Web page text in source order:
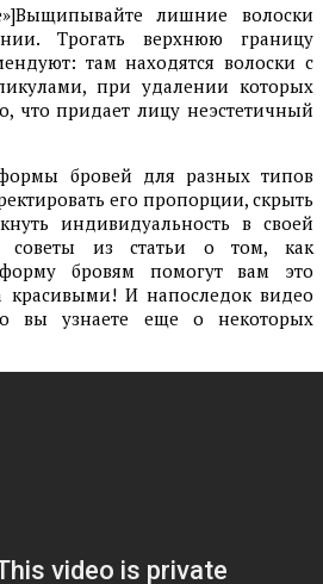
лишние волоски
Трогать верхнюю границу
там находятся волоски с
при удалении которых
что придает лицу неэстетичный
бровей для разных типов
его пропорции, скрыть
индивидуальность в своей
советы из статьи о том, как
бровям помогут вам это
красивыми! И напоследок видео
вы узнаете еще о некоторых